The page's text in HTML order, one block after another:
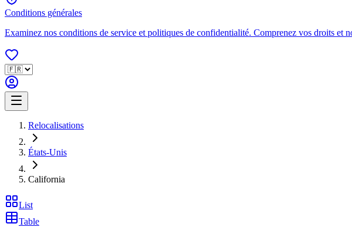
Conditions générales
Examinez nos conditions de service et politiques de confidentialité. Comprenez vos droits et
Relocalisations
États-Unis
California
List
Table